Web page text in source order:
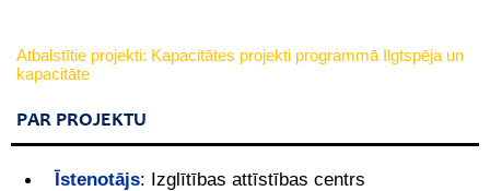
Atbalstītie projekti: Kapacitātes projekti programmā Ilgtspēja un
kapacitāte
PAR PROJEKTU
Īstenotājs: Izglītības attīstības centrs